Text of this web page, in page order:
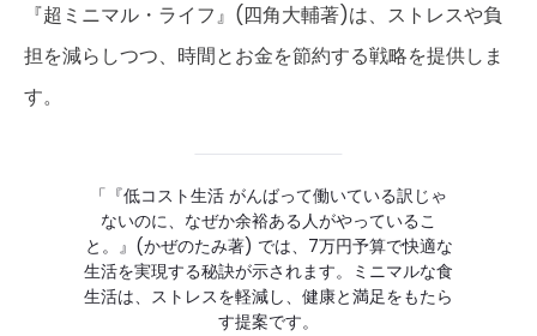
『超ミニマル・ライフ』(四角大輔著)は、ストレスや負
担を減らしつつ、時間とお金を節約する戦略を提供しま
す。
「『低コスト生活 がんばって働いている訳じゃ
ないのに、なぜか余裕ある人がやっているこ
と。』(かぜのたみ著) では、7万円予算で快適な
生活を実現する秘訣が示されます。ミニマルな食
生活は、ストレスを軽減し、健康と満足をもたら
す提案です。